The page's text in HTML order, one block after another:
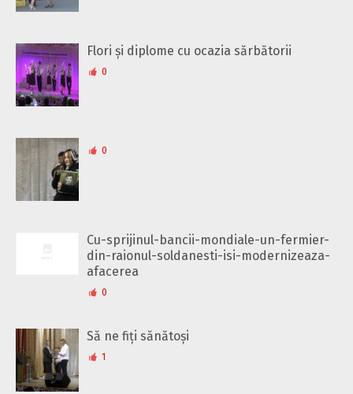
Flori și diplome cu ocazia sărbătorii
0
0
Cu-sprijinul-bancii-mondiale-un-fermier-
din-raionul-soldanesti-isi-modernizeaza-
afacerea
0
Să ne fiți sănătoși
1